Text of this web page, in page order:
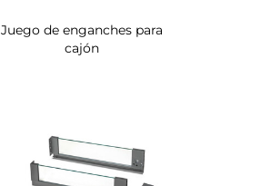
Juego de enganches para
cajón